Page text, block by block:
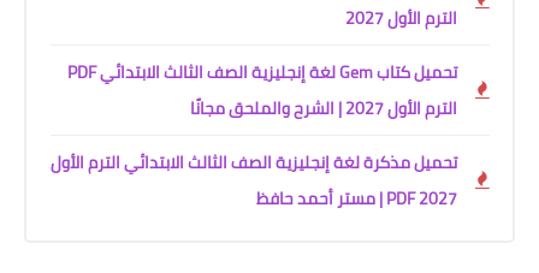
الترم الأول 2027
تحميل كتاب Gem لغة إنجليزية الصف الثالث الابتدائي PDF
الترم الأول 2027 | الشرح والملحق مجانًا
تحميل مذكرة لغة إنجليزية الصف الثالث الابتدائي الترم الأول
2027 PDF | مستر أحمد حافظ